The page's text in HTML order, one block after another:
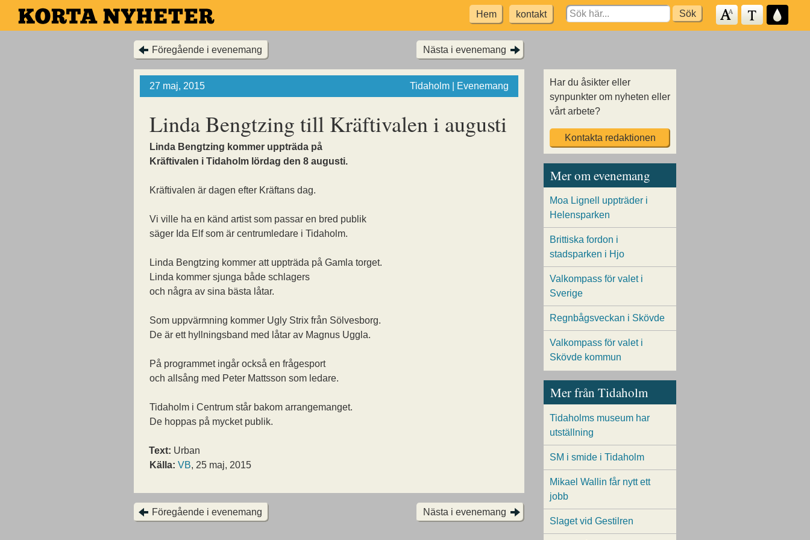
Hoppa
till
Hem kontakt
Search
for:
Föregående i evenemang Nästa i evenemang
27 maj, 2015 Tidaholm | Evenemang
Linda Bengtzing till Kräftivalen i augusti
Linda Bengtzing kommer uppträda på
Kräftivalen i Tidaholm lördag den 8 augusti.
Kräftivalen är dagen efter Kräftans dag.
Vi ville ha en känd artist som passar en bred publik
säger Ida Elf som är centrumledare i Tidaholm.
Linda Bengtzing kommer att uppträda på Gamla torget.
Linda kommer sjunga både schlagers
och några av sina bästa låtar.
Som uppvärmning kommer Ugly Strix från Sölvesborg.
De är ett hyllningsband med låtar av Magnus Uggla.
På programmet ingår också en frågesport
och allsång med Peter Mattsson som ledare.
Tidaholm i Centrum står bakom arrangemanget.
De hoppas på mycket publik.
Text: Urban
Källa: VB, 25 maj, 2015
Föregående i evenemang Nästa i evenemang
Har du åsikter eller
synpunkter om nyheten eller
vårt arbete?
Kontakta redaktionen
Mer om evenemang
Moa Lignell uppträder i
Helensparken
Brittiska fordon i
stadsparken i Hjo
Valkompass för valet i
Sverige
Regnbågsveckan i Skövde
Valkompass för valet i
Skövde kommun
Mer från Tidaholm
Tidaholms museum har
utställning
SM i smide i Tidaholm
Mikael Wallin får nytt ett
jobb
Slaget vid Gestilren